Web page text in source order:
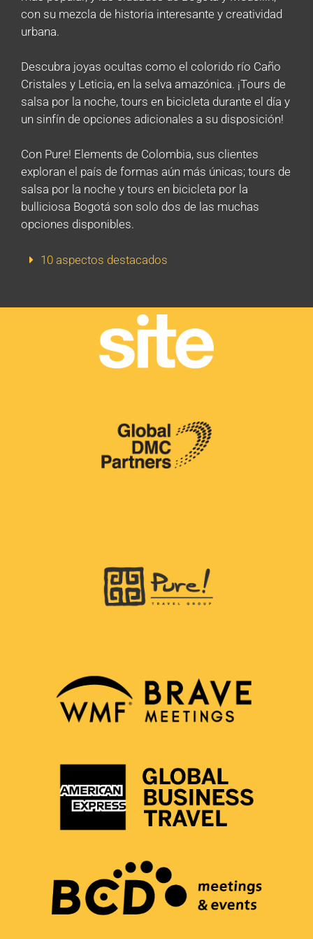
con su mezcla de historia interesante y creatividad
urbana.
Descubra joyas ocultas como el colorido río Caño
Cristales y Leticia, en la selva amazónica. ¡Tours de
salsa por la noche, tours en bicicleta durante el día y
un sinfín de opciones adicionales a su disposición!
Con Pure! Elements de Colombia, sus clientes
exploran el país de formas aún más únicas; tours de
salsa por la noche y tours en bicicleta por la
bulliciosa Bogotá son solo dos de las muchas
opciones disponibles.
10 aspectos destacados